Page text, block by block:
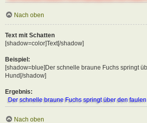
Nach oben
Text mit Schatten
[shadow=color]Text[/shadow]
Beispiel:
[shadow=blue]Der schnelle braune Fuchs springt
Hund[/shadow]
Ergebnis:
Der schnelle braune Fuchs springt über den
Nach oben